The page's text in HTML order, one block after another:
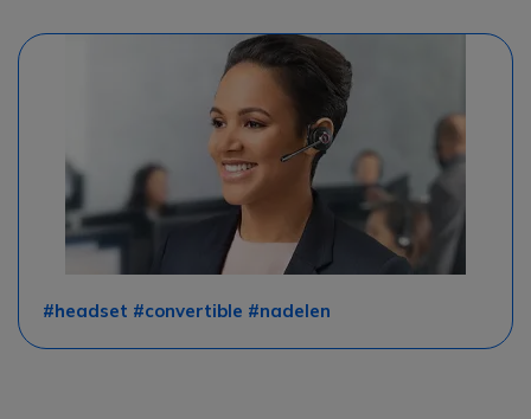
#headset #convertible #nadelen